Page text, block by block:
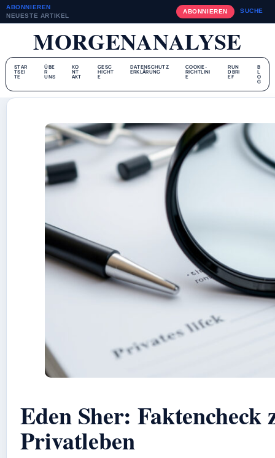
ABONNIEREN
NEUESTE ARTIKEL
ABONNIEREN SUCHE
MORGENANALYSE
STAR
TSEI
TE
ÜBE
R
UNS
KO
NT
AKT
GESC
HICHT
E
DATENSCHUTZ
ERKLÄRUNG
COOKIE-
RICHTLINI
E
RUN
DBRI
EF
B
L
O
G
Eden Sher:
Privatleben